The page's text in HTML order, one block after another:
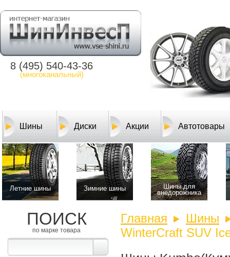
8 (495) 540-43-36
(многоканальный)
Шины Диски Акции Автотовары
Летние шины Зимние шины
Шины для
внедорожника
ПОИСК
по марке товара
Главная
Шины
WinterCraft SUV